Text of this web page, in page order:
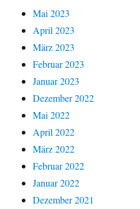
Mai 2023
April 2023
März 2023
Februar 2023
Januar 2023
Dezember 2022
Mai 2022
April 2022
März 2022
Februar 2022
Januar 2022
Dezember 2021